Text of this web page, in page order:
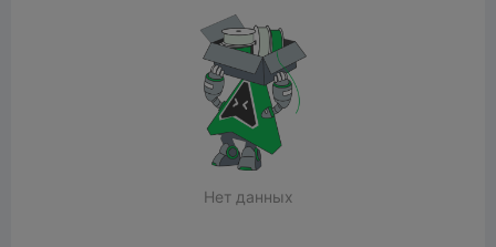
Нет данных